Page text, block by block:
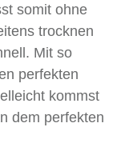
somit ohne
trocknen
Mit so
perfekten
kommst
dem perfekten